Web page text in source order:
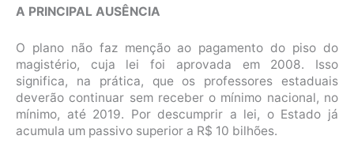
A PRINCIPAL AUSÊNCIA
O plano não faz menção ao pagamento do piso do
magistério, cuja lei foi aprovada em 2008. Isso
significa, na prática, que os professores estaduais
deverão continuar sem receber o mínimo nacional, no
mínimo, até 2019. Por descumprir a lei, o Estado já
acumula um passivo superior a R$ 10 bilhões.